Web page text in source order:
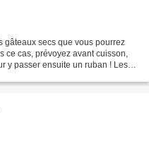
gâteaux secs que vous pourrez
cas, prévoyez avant cuisson,
y passer ensuite un ruban ! Les